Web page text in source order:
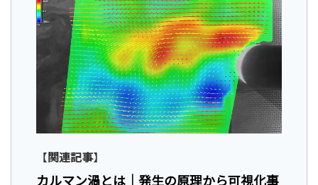
【関連記事】
カルマン渦とは｜発生の原理から可視化事